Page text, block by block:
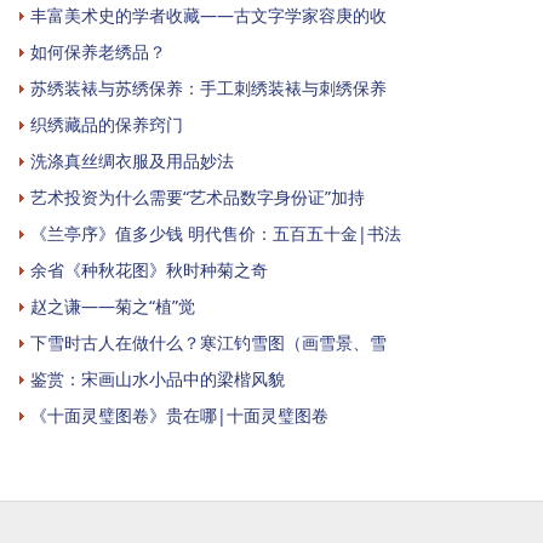
丰富美术史的学者收藏——古文字学家容庚的收
如何保养老绣品？
苏绣装裱与苏绣保养：手工刺绣装裱与刺绣保养
织绣藏品的保养窍门
洗涤真丝绸衣服及用品妙法
艺术投资为什么需要“艺术品数字身份证”加持
《兰亭序》值多少钱 明代售价：五百五十金|书法
余省《种秋花图》秋时种菊之奇
赵之谦——菊之“植”觉
下雪时古人在做什么？寒江钓雪图（画雪景、雪
鉴赏：宋画山水小品中的梁楷风貌
《十面灵璧图卷》贵在哪|十面灵璧图卷